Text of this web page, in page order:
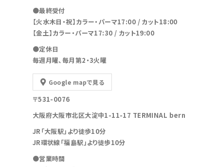
●最終受付
【火水木日・祝】カラー・パーマ17:00 / カット18:00
【金土】カラー・パーマ17:30 / カット19:00
●定休日
毎週月曜、毎月第2・3火曜
Google mapで見る
〒531-0076
大阪府大阪市北区大淀中1-11-17 TERMINAL bern
JR「大阪駅」より徒歩10分
JR環状線「福島駅」より徒歩10分
●営業時間